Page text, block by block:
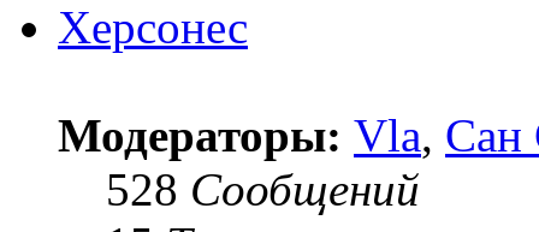
Херсонес
Модераторы: Vla, Сан
528 Сообщений